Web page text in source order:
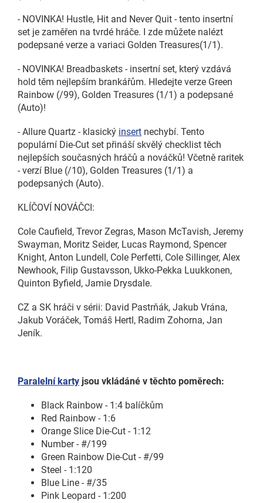
- NOVINKA! Hustle, Hit and Never Quit - tento insertní
set je zaměřen na tvrdé hráče. I zde můžete nalézt
podepsané verze a variaci Golden Treasures(1/1).
- NOVINKA! Breadbaskets - insertní set, který vzdává
hold těm nejlepším brankářům. Hledejte verze Green
Rainbow (/99), Golden Treasures (1/1) a podepsané
(Auto)!
- Allure Quartz - klasický insert nechybí. Tento
populární Die-Cut set přináší skvělý checklist těch
nejlepších současných hráčů a nováčků! Včetně raritek
- verzí Blue (/10), Golden Treasures (1/1) a
podepsaných (Auto).
KLÍČOVÍ NOVÁČCI:
Cole Caufield, Trevor Zegras, Mason McTavish, Jeremy
Swayman, Moritz Seider, Lucas Raymond, Spencer
Knight, Anton Lundell, Cole Perfetti, Cole Sillinger, Alex
Newhook, Filip Gustavsson, Ukko-Pekka Luukkonen,
Quinton Byfield, Jamie Drysdale.
CZ a SK hráči v sérii: David Pastrňák, Jakub Vrána,
Jakub Voráček, Tomáš Hertl, Radim Zohorna, Jan
Jeník.
Paralelní karty jsou vkládáné v těchto poměrech:
Black Rainbow - 1:4 balíčkům
Red Rainbow - 1:6
Orange Slice Die-Cut - 1:12
Number - #/199
Green Rainbow Die-Cut - #/99
Steel - 1:120
Blue Line - #/35
Pink Leopard - 1:200